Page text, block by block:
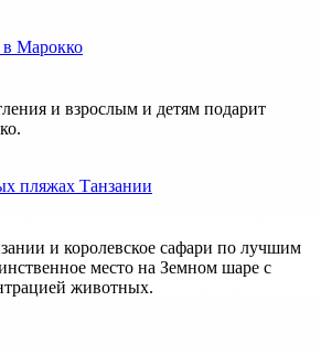
Марокко
и взрослым и детям подарит
пляжах Танзании
и королевское сафари по лучшим
место на Земном шаре с
животных.